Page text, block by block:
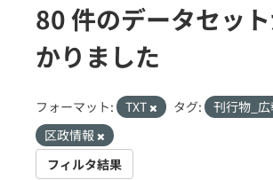
80 件のデータセッ
かりました
フォーマット: TXT タグ: 刊行物_広
区政情報
フィルタ結果